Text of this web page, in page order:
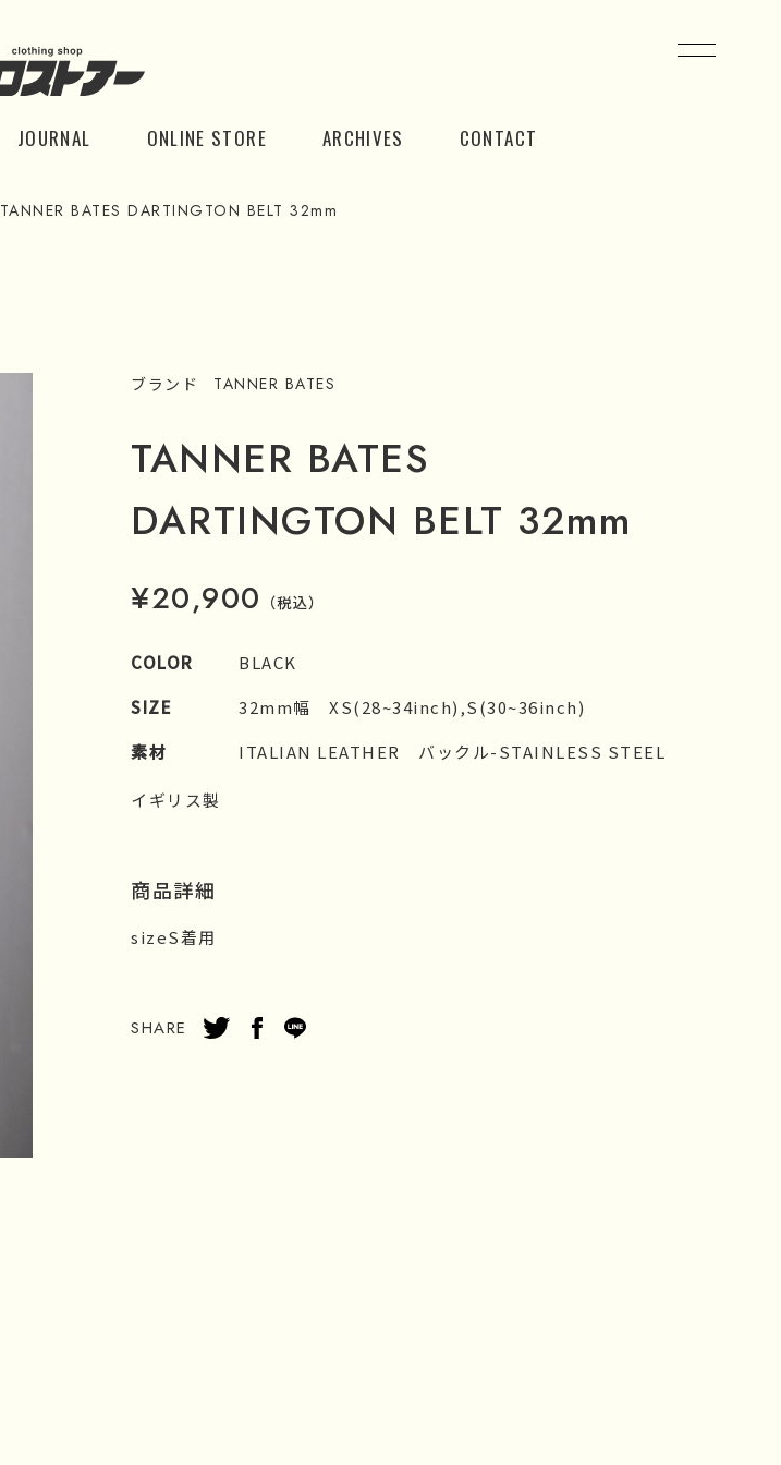
JOURNAL ONLINE STORE ARCHIVES CONTACT
TANNER BATES DARTINGTON BELT 32mm
ブランド TANNER BATES
TANNER BATES
DARTINGTON BELT 32mm
¥20,900 （税込）
COLOR
BLACK
SIZE
32mm幅 XS(28~34inch),S(30~36inch)
素材
ITALIAN LEATHER バックル-STAINLESS STEEL
イギリス製
商品詳細
sizeS着用
SHARE